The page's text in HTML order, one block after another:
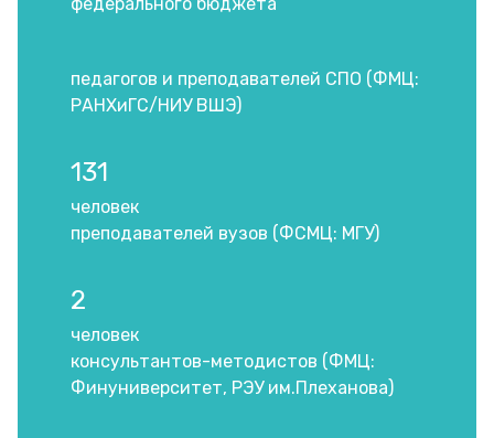
педагогов и преподавателей СПО (ФМЦ:
РАНХиГС/НИУ ВШЭ)
131
человек
преподавателей вузов (ФСМЦ: МГУ)
2
человек
консультантов-методистов (ФМЦ:
Финуниверситет, РЭУ им.Плеханова)